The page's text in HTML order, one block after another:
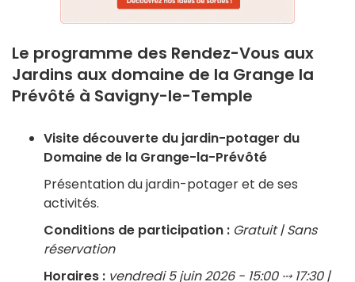
Le programme des Rendez-Vous aux
Jardins aux domaine de la Grange la
Prévôté à Savigny-le-Temple
Visite découverte du jardin-potager du
Domaine de la Grange-la-Prévôté
Présentation du jardin-potager et de ses
activités.
Conditions de participation : Gratuit | Sans
réservation
Horaires : vendredi 5 juin 2026 - 15:00 ⤏ 17:30 |